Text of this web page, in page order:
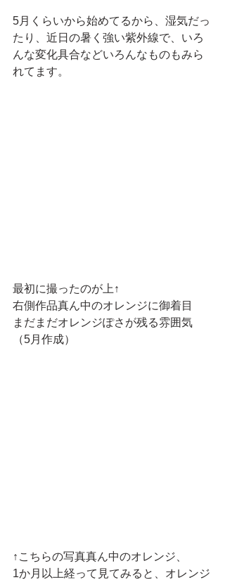
5月くらいから始めてるから、湿気だっ
たり、近日の暑く強い紫外線で、いろ
んな変化具合などいろんなものもみら
れてます。
最初に撮ったのが上↑
右側作品真ん中のオレンジに御着目
まだまだオレンジぽさが残る雰囲気
（5月作成）
↑こちらの写真真ん中のオレンジ、
1か月以上経って見てみると、オレンジ